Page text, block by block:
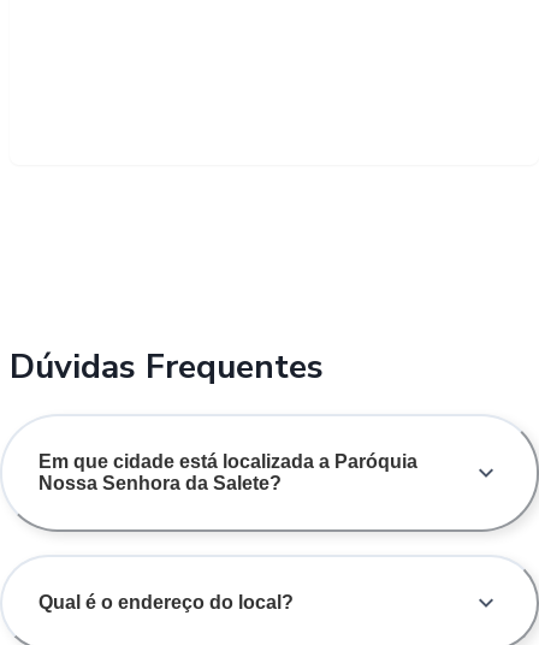
Dúvidas Frequentes
Em que cidade está localizada a Paróquia
Nossa Senhora da Salete?
Qual é o endereço do local?